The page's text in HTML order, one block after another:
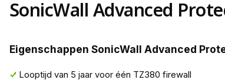
SonicWall Advanced
Eigenschappen SonicWall Advanced
Looptijd van 5 jaar voor één TZ380 firewall